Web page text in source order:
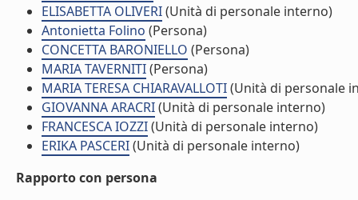
ELISABETTA OLIVERI(Unità di personale interno)
Antonietta Folino (Persona)
CONCETTA BARONIELLO (Persona)
MARIA TAVERNITI(Persona)
MARIA TERESA CHIARAVALLOTI(Unità di personale
GIOVANNA ARACRI(Unità di personale interno)
FRANCESCA IOZZI(Unità di personale interno)
ERIKA PASCERI(Unità di personale interno)
Rapporto con persona